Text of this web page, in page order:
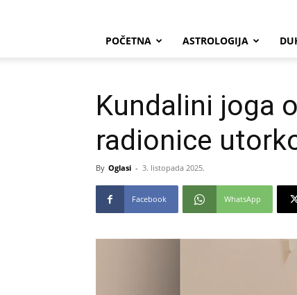
POČETNA ASTROLOGIJA
Kundalini joga
radionice
By Oglasi - 3. listopada 2025.
Facebook WhatsApp